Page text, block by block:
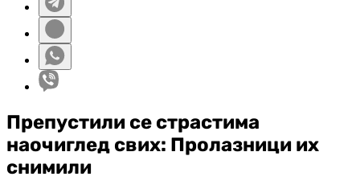
Препустили се страстима
наочиглед свих: Пролазници их
снимили